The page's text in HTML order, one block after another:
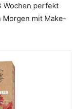
Wochen perfekt
mit Make-